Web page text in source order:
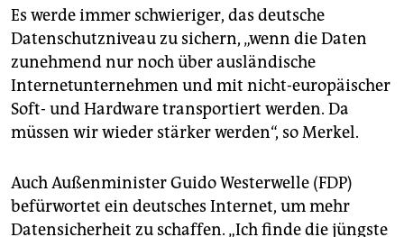
Es werde immer schwieriger, das deutsche
Datenschutzniveau zu sichern, „wenn die Daten
zunehmend nur noch über ausländische
Internetunternehmen und mit nicht-europäischer
Soft- und Hardware transportiert werden. Da
müssen wir wieder stärker werden“, so Merkel.
Auch Außenminister Guido Westerwelle (FDP)
befürwortet ein deutsches Internet, um mehr
Datensicherheit zu schaffen. „Ich finde die jüngste